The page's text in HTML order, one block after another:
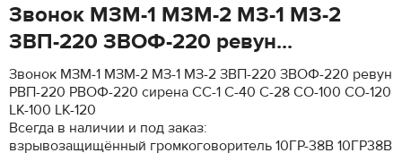
Звонок МЗМ-1 МЗМ-2 МЗ-1 МЗ-2
ЗВП-220 ЗВОФ-220 ревун...
Звонок МЗМ-1 МЗМ-2 МЗ-1 МЗ-2 ЗВП-220 ЗВОФ-220 ревун
РВП-220 РВОФ-220 сирена СС-1 С-40 С-28 СО-100 СО-120
LK-100 LK-120
Всегда в наличии и под заказ:
взрывозащищённый громкоговоритель 10ГР-38В 10ГР38В